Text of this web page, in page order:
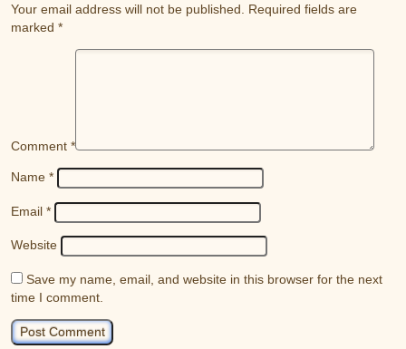
Your email address will not be published.
Required fields are
marked*
Comment*
Name*
Email*
Website
Save my name, email, and website in this browser for the next
time I comment.